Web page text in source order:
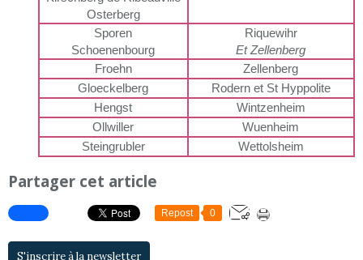
Osterberg
Sporen
Schoenenbourg
Riquewihr
Et Zellenberg
Froehn
Zellenberg
Gloeckelberg
Rodern et St Hyppolite
Hengst
Wintzenheim
Ollwiller
Wuenheim
Steingrubler
Wettolsheim
Partager cet article
Repost 0
S'inscrire à la newsletter